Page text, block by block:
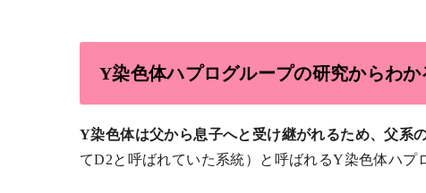
Y染色体ハプログループの研究からわか
Y染色体は父から息子へと受け継がれるため、父系
てD2と呼ばれていた系統）と呼ばれるY染色体ハプ